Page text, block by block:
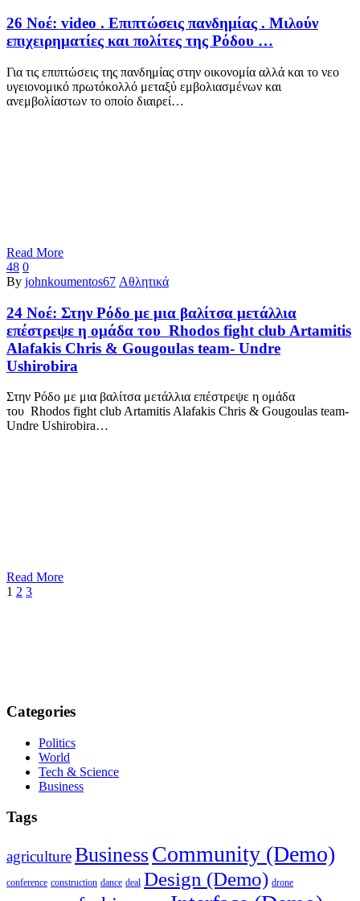
26 Νοέ: video . Επιπτώσεις πανδημίας . Μιλούν
επιχειρηματίες και πολίτες της Ρόδου …
Για τις επιπτώσεις της πανδημίας στην οικονομία αλλά και το νεο
υγειονομικό πρωτόκολλό μεταξύ εμβολιασμένων και
ανεμβολίαστων το οποίο διαιρεί…
Read More
48 0
By johnkoumentos67 Αθλητικά
24 Νοέ: Στην Ρόδο με μια βαλίτσα μετάλλια
επέστρεψε η ομάδα του Rhodos fight club Artamitis
Alafakis Chris & Gougoulas team- Undre
Ushirobira
Στην Ρόδο με μια βαλίτσα μετάλλια επέστρεψε η ομάδα
του Rhodos fight club Artamitis Alafakis Chris & Gougoulas team-
Undre Ushirobira…
Read More
1 2 3
Categories
Politics
World
Tech & Science
Business
Tags
agricultureBusinessCommunity (Demo)
conference construction dance deal Design (Demo) drone